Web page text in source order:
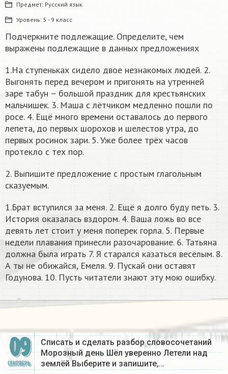
Предмет: Русский язык
Уровень: 5 - 9 класс
Подчеркните подлежащие. Определите, чем
выражены подлежащие в данных предложениях
1.На ступеньках сидело двое незнакомых людей. 2.
Выгонять перед вечером и пригонять на утренней
заре табун – большой праздник для крестьянских
мальчишек. 3. Маша с лётчиком медленно пошли по
росе. 4. Ещё много времени оставалось до первого
лепета, до первых шорохов и шелестов утра, до
первых росинок зари. 5. Уже более трёх часов
протекло с тех пор.
2. Выпишите предложение с простым глагольным
сказуемым.
1.Брат вступился за меня. 2. Ещё я долго буду петь. 3.
История оказалась вздором. 4. Ваша ложь во все
девять лет стоит у меня поперек горла. 5. Первые
недели плавания принесли разочарование. 6. Татьяна
должна была играть 7. Я старался казаться весёлым. 8.
А ты не обижайся, Емеля. 9. Пускай они оставят
Годунова. 10. Пусть читатели знают эту мою ошибку.
09
СЕНТЯБРЬ
Списать и сделать разбор словосочетаний
Морозный день Шёл уверенно Летели над
землёй Выберите и запишите,…